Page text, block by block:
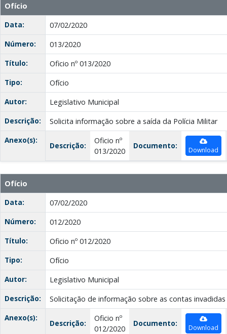
Ofício
Data:
07/02/2020
Número:
013/2020
Título:
Oficio nº 013/2020
Tipo:
Ofício
Autor:
Legislativo Municipal
Descrição:
Solicita informação sobre a saída da Polícia Militar
Anexo(s):
Descrição:
Oficio nº
013/2020
Documento: Download
Ofício
Data:
07/02/2020
Número:
012/2020
Título:
Oficio nº 012/2020
Tipo:
Ofício
Autor:
Legislativo Municipal
Descrição:
Solicitação de informação sobre as contas invadidas
Anexo(s):
Descrição:
Oficio nº
012/2020
Documento: Download